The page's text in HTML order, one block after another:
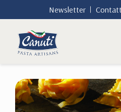
Newsletter